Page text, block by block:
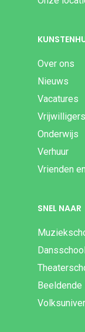
Over ons
Nieuws
Vacatures
Vrijwilligers
Onderwijs
Verhuur
Vrienden
SNEL NAAR
Beeldende